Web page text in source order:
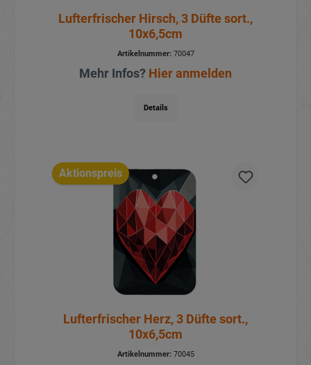
Lufterfrischer Hirsch, 3 Düfte sort.,
10x6,5cm
Artikelnummer:70047
Mehr Infos? Hier anmelden
Details
Aktionspreis
Lufterfrischer Herz, 3 Düfte sort.,
10x6,5cm
Artikelnummer:70045